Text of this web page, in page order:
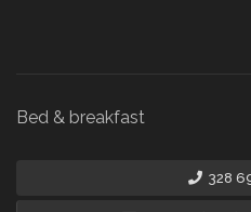
Bed & breakfast
328